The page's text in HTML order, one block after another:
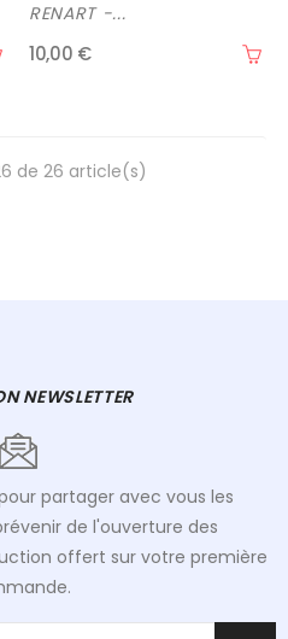
RENART -...
10,00 €
de 26 article(s)
NEWSLETTER
partager avec vous les
de l'ouverture des
offert sur votre première